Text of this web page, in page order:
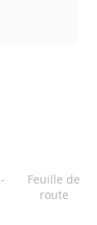
-
Feuille de
route